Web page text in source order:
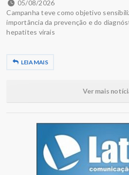
05/08/2026
Campanha teve como objetivo
importância da prevenção e do
hepatites virais
LEIA MAIS
Ver mais